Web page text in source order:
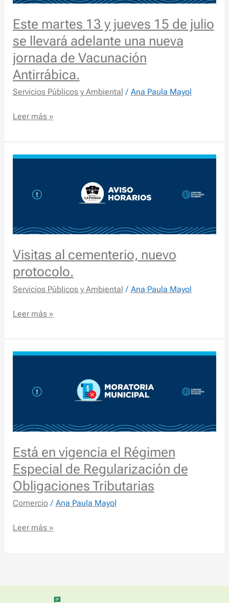
Este martes 13 y jueves 15 de julio
se llevará adelante una nueva
jornada de Vacunación
Antirrábica.
Servicios Públicos y Ambiental / Ana Paula Mayol
de
julio
se
llevará
adelante
una
nueva
jornada
Vacunación
Leer más »
Visitas al cementerio, nuevo
protocolo.
Servicios Públicos y Ambiental / Ana Paula Mayol
Visitas
nuevo
Leer más »
Está en vigencia el Régimen
Especial de Regularización de
Obligaciones Tributarias
Comercio/ Ana Paula Mayol
Está
de
Regularización
de
Obligaciones
Tributarias
Leer más »